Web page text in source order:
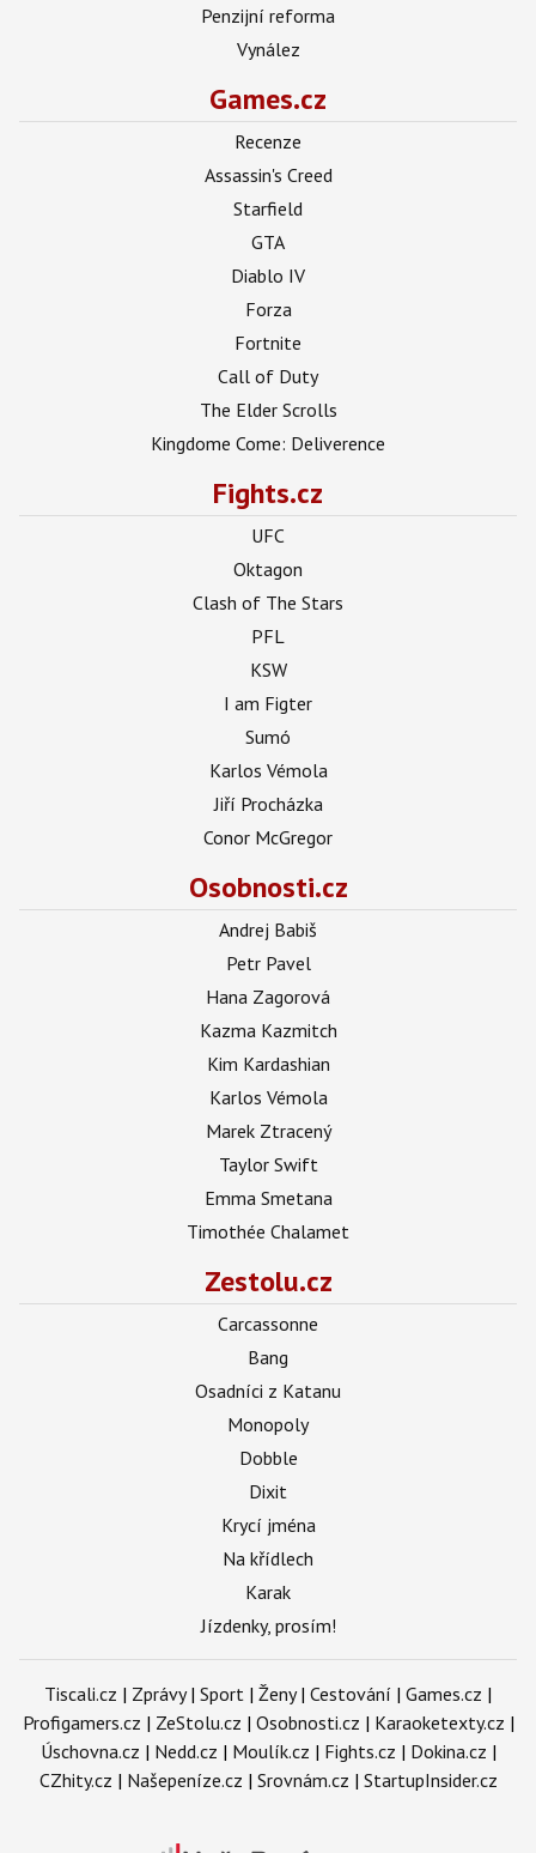
Penzijní reforma
Vynález
Games.cz
Recenze
Assassin's Creed
Starfield
GTA
Diablo IV
Forza
Fortnite
Call of Duty
The Elder Scrolls
Kingdome Come: Deliverence
Fights.cz
UFC
Oktagon
Clash of The Stars
PFL
KSW
I am Figter
Sumó
Karlos Vémola
Jiří Procházka
Conor McGregor
Osobnosti.cz
Andrej Babiš
Petr Pavel
Hana Zagorová
Kazma Kazmitch
Kim Kardashian
Karlos Vémola
Marek Ztracený
Taylor Swift
Emma Smetana
Timothée Chalamet
Zestolu.cz
Carcassonne
Bang
Osadníci z Katanu
Monopoly
Dobble
Dixit
Krycí jména
Na křídlech
Karak
Jízdenky, prosím!
Tiscali.cz | Zprávy| Sport | Ženy| Cestování | Games.cz |
Profigamers.cz | ZeStolu.cz | Osobnosti.cz | Karaoketexty.cz |
Úschovna.cz | Nedd.cz | Moulík.cz | Fights.cz | Dokina.cz |
CZhity.cz | Našepeníze.cz | Srovnám.cz | StartupInsider.cz